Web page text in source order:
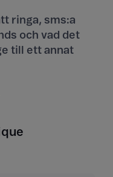
ringa, sms:a
och vad det
till ett annat